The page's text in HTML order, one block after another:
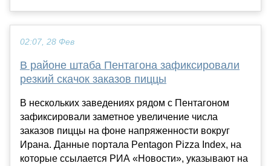
02:07, 28 Фев
В районе штаба Пентагона зафиксировали
резкий скачок заказов пиццы
В нескольких заведениях рядом с Пентагоном
зафиксировали заметное увеличение числа
заказов пиццы на фоне напряженности вокруг
Ирана. Данные портала Pentagon Pizza Index, на
которые ссылается РИА «Новости», указывают на